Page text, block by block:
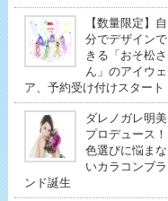
【数量限定】自
分でデザインで
きる「おそ松さ
ん」のアイウェ
ア、予約受け付けスタート
ダレノガレ明美
プロデュース！
色選びに悩まな
いカラコンブラ
ンド誕生